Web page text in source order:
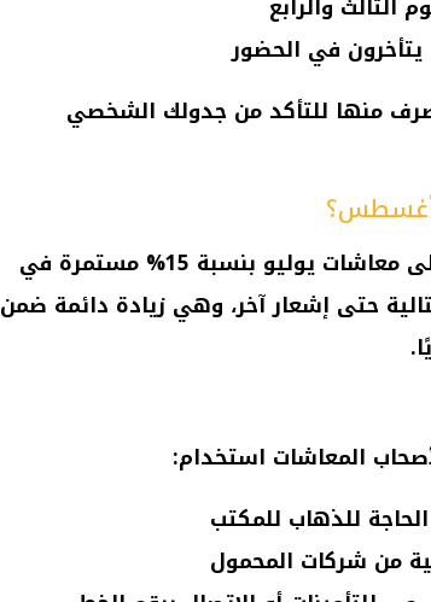
والرابع
يتأخرون في الحضور
منها للتأكد من جدولك الشخصي
أغسطس؟
معاشات يوليو بنسبة 15% مستمرة في
حتى إشعار آخر، وهي زيادة دائمة ضمن
المعاشات استخدام:
من شركات المحمول